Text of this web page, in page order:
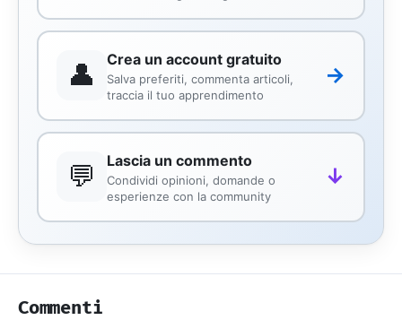
👤 Crea un account gratuito
Salva preferiti, commenta articoli,
traccia il tuo apprendimento
→
💬 Lascia un commento
Condividi opinioni, domande o
esperienze con la community
↓
Commenti